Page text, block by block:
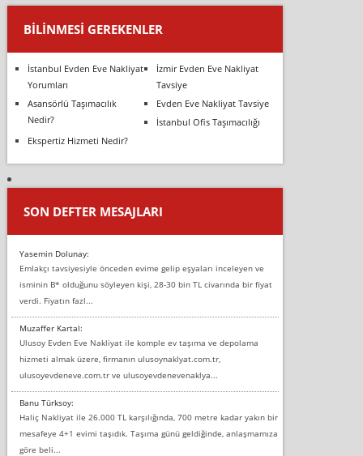
BILINMESI GEREKENLER
İstanbul Evden Eve Nakliyat
Yorumları
İzmir Evden Eve Nakliyat
Tavsiye
Asansörlü Taşımacılık
Nedir?
Evden Eve Nakliyat Tavsiye
İstanbul Ofis Taşımacılığı
Ekspertiz Hizmeti Nedir?
SON DEFTER MESAJLARI
Yasemin Dolunay:
Emlakçı tavsiyesiyle önceden evime gelip eşyaları inceleyen ve
isminin B* olduğunu söyleyen kişi, 28-30 bin TL civarında bir fiyat
verdi. Fiyatın fazl...
Muzaffer Kartal:
Ulusoy Evden Eve Nakliyat ile komple ev taşıma ve depolama
hizmeti almak üzere, firmanın ulusoynaklyat.com.tr,
ulusoyevdeneve.com.tr ve ulusoyevdenevenaklya...
Banu Türksoy:
Haliç Nakliyat ile 26.000 TL karşılığında, 700 metre kadar yakın bir
mesafeye 4+1 evimi taşıdık. Taşıma günü geldiğinde, anlaşmamıza
göre beli...